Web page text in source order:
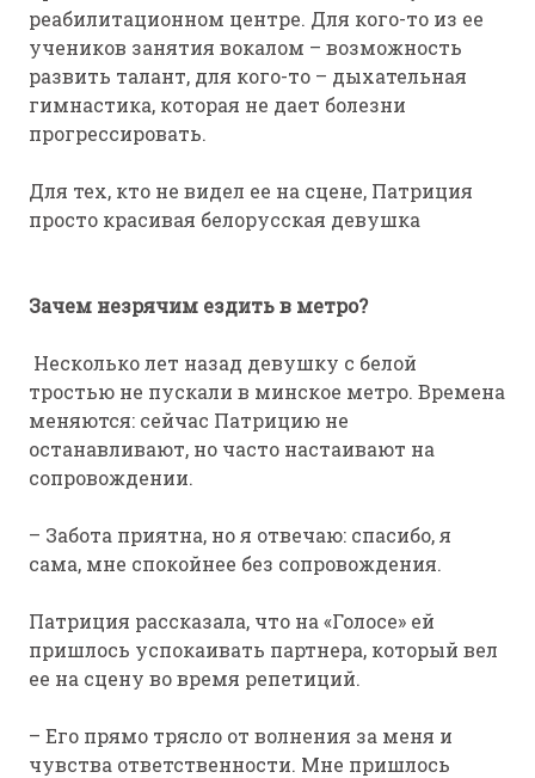
реабилитационном центре. Для кого-то из ее
учеников занятия вокалом – возможность
развить талант, для кого-то – дыхательная
гимнастика, которая не дает болезни
прогрессировать.
Для тех, кто не видел ее на сцене, Патриция
просто красивая белорусская девушка
Зачем незрячим ездить в метро?
Несколько лет назад девушку с белой
тростью не пускали в минское метро. Времена
меняются: сейчас Патрицию не
останавливают, но часто настаивают на
сопровождении.
– Забота приятна, но я отвечаю: спасибо, я
сама, мне спокойнее без сопровождения.
Патриция рассказала, что на «Голосе» ей
пришлось успокаивать партнера, который вел
ее на сцену во время репетиций.
– Его прямо трясло от волнения за меня и
чувства ответственности. Мне пришлось